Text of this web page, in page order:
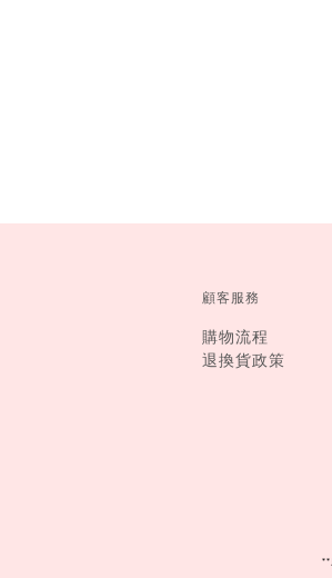
顧客服務
購物流程
退換貨政策
**